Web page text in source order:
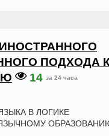
ПОДХОДА К
14 за 24 часа
В ЛОГИКЕ